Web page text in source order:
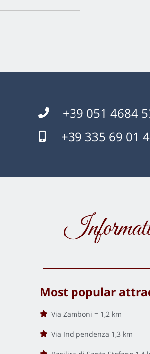
+39 051 4684
+39 335 69 01
Most popular
Via Zamboni = 1,2 km
Via Indipendenza 1,3 km